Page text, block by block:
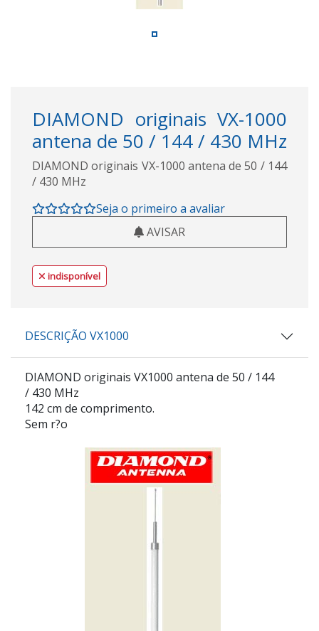
DIAMOND originais VX-1000
antena de 50 / 144 / 430 MHz
DIAMOND originais VX-1000 antena de 50 / 144
/ 430 MHz
Seja o primeiro a avaliar
AVISAR
indisponível
DESCRIÇÃO VX1000
DIAMOND originais VX1000 antena de 50 / 144
/ 430 MHz
142 cm de comprimento.
Sem r?o